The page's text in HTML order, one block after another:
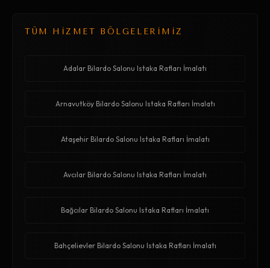
TÜM HİZMET BÖLGELERİMİZ
Adalar Bilardo Salonu Istaka Rafları İmalatı
Arnavutköy Bilardo Salonu Istaka Rafları İmalatı
Ataşehir Bilardo Salonu Istaka Rafları İmalatı
Avcılar Bilardo Salonu Istaka Rafları İmalatı
Bağcılar Bilardo Salonu Istaka Rafları İmalatı
Bahçelievler Bilardo Salonu Istaka Rafları İmalatı